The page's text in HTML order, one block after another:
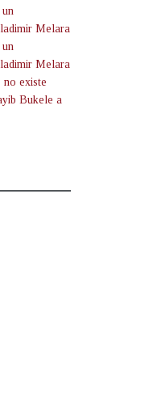
Melara
Melara
no existe
Bukele a